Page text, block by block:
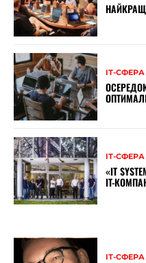
ІТ-СФЕРА
ІТ-СФЕРА
«IT
IT-
ІТ-СФЕРА